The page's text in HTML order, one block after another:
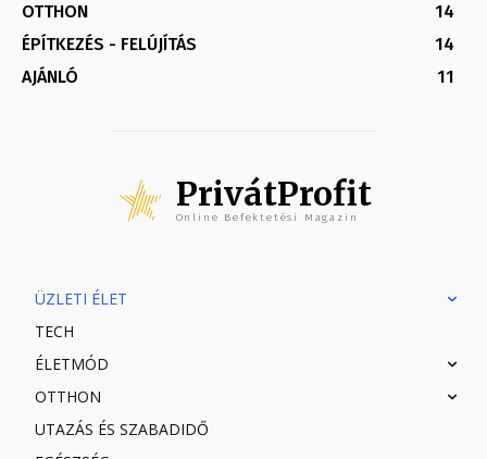
OTTHON
14
ÉPÍTKEZÉS - FELÚJÍTÁS
14
AJÁNLÓ
11
PrivátProfit
Online Befektetési Magazin
ÜZLETI ÉLET
TECH
ÉLETMÓD
OTTHON
UTAZÁS ÉS SZABADIDŐ